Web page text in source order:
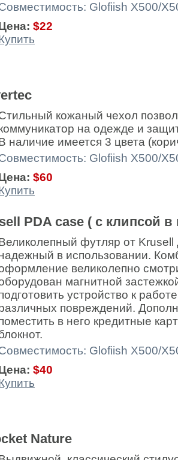
Glofiish X500/
$22
кожаный чехол
на одежде и
наличие имеется 3 цвета
Glofiish X500/
$60
PDA case ( с клипсой в
футляр от
в использовании.
великолепно
магнитной
устройство к
повреждений.
в него кредитные
Glofiish X500/
$40
Nature